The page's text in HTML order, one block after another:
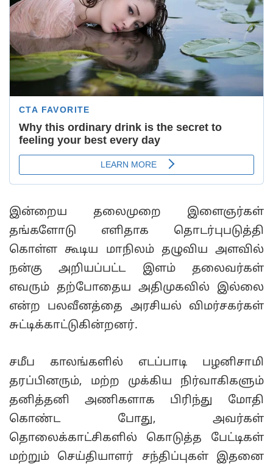
இன்றைய தலைமுறை இளைஞர்கள்
தங்களோடு எளிதாக தொடர்புபடுத்தி
கொள்ள கூடிய மாநிலம் தழுவிய அளவில்
நன்கு அறியப்பட்ட இளம் தலைவர்கள்
எவரும் தற்போதைய அதிமுகவில் இல்லை
என்ற பலவீனத்தை அரசியல் விமர்சகர்கள்
சுட்டிக்காட்டுகின்றனர்.
சமீப காலங்களில் எடப்பாடி பழனிசாமி
தரப்பினரும், மற்ற முக்கிய நிர்வாகிகளும்
தனித்தனி அணிகளாக பிரிந்து மோதி
கொண்ட போது, அவர்கள்
தொலைக்காட்சிகளில் கொடுத்த பேட்டிகள்
மற்றும் செய்தியாளர் சந்திப்புகள் இதனை